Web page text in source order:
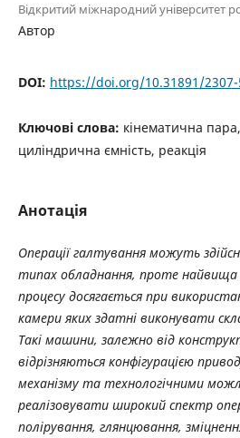
Відкритий міжнародний університет
Автор
DOI: https://doi.org/10.31891/2307-
Ключові слова: кінематична
циліндрична ємність, реакція
Анотація
Операції галтування можуть
типах обладнання, проте найвища
процесу досягається при
камери яких здатні виконувати
Такі машини, залежно від
відрізняються конфігурацією
механізму та технологічними
реалізовувати широкий спектр
полірування, глянцювання,